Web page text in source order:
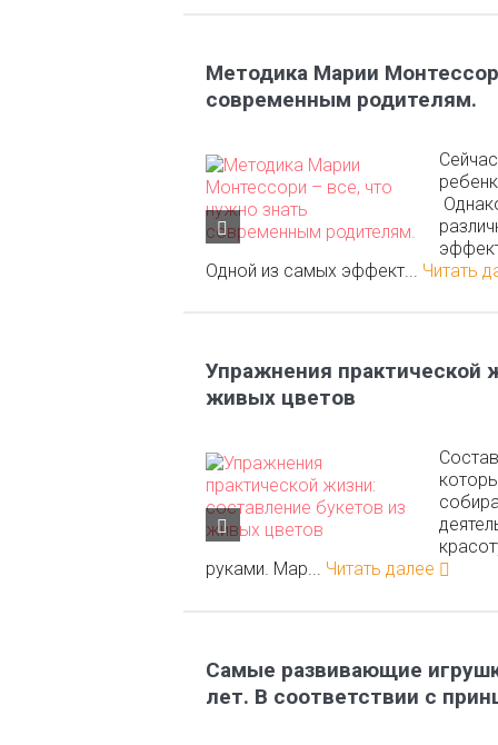
Методика Марии
современным родителям.
Одной из самых эффект... Читать
Упражнения практической
живых цветов
руками. Мар... Читать далее
Самые развивающие
лет. В соответствии с